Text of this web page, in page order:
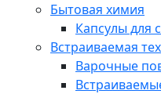
Бытовая химия
Капсулы для
Встраиваемая
Варочные